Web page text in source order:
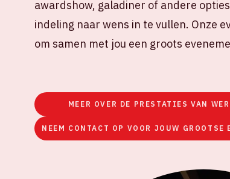
awardshow, galadiner of andere
indeling naar wens in te vullen. Onze
om samen met jou een groots
MEER OVER DE PRESTATIES VAN
NEEM CONTACT OP VOOR JOUW